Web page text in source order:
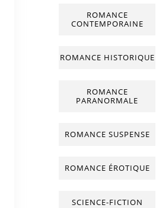
ROMANCE
CONTEMPORAINE
ROMANCE HISTORIQUE
ROMANCE
PARANORMALE
ROMANCE SUSPENSE
ROMANCE ÉROTIQUE
SCIENCE-FICTION